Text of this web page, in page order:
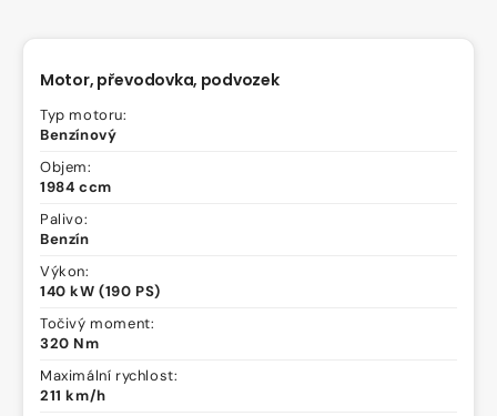
Motor, převodovka, podvozek
Typ motoru:
Benzínový
Objem:
1984 ccm
Palivo:
Benzín
Výkon:
140 kW (190 PS)
Točivý moment:
320 Nm
Maximální rychlost:
211 km/h